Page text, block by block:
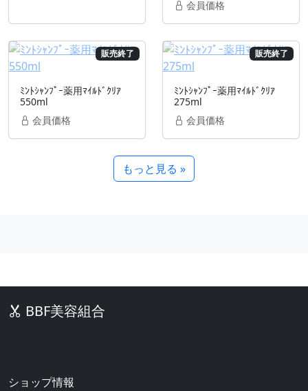
会員価格
販売終了
ﾐﾝﾄｼｬﾝﾌﾟｰ薬用ﾏｲﾙﾄﾞｸﾘｱ
550ml
会員価格
販売終了
ﾐﾝﾄｼｬﾝﾌﾟｰ薬用ﾏｲﾙﾄﾞｸﾘｱ
275ml
会員価格
もっと見る »
BBF美容組合
ショップ情報